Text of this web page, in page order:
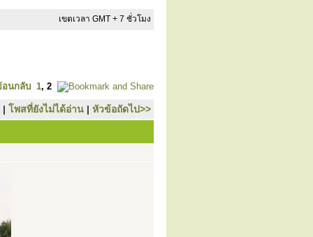
เขตเวลา GMT + 7 ชั่วโมง
อนกลับ 1, 2
| โพสที่ยังไม่ได้อ่าน | หัวข้อถัดไป>>